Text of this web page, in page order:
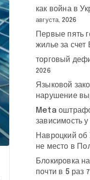
как война в
августа, 2026
Первые пять
жилье за
торговый
2026
Языковой
нарушение
Meta
зависимость
Навроцкий об
не место в
Блокировка
почти в 5 раз